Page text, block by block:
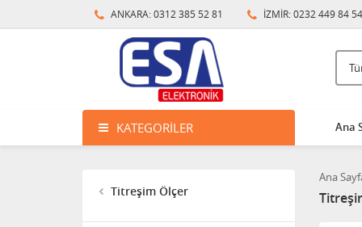
ANKARA: 0312 385 52 81 İZMİR: 0232 449 84 54
KATEGORILER Ana
Titreşim Ölçer
Delta Ohm HD2060 - Çok
frekanslı Taşınabilir
kanallı titreşim analizörü
Ana